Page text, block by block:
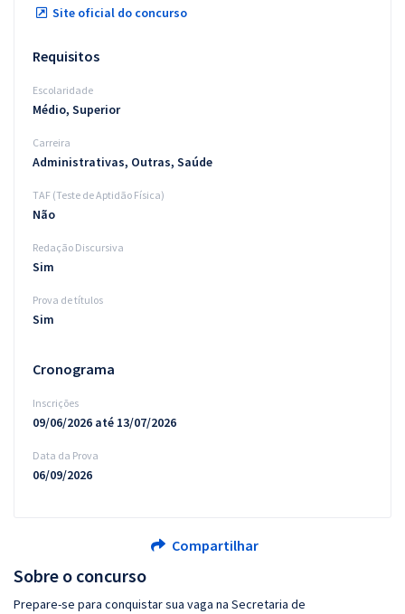
Sobre o concurso
Prepare-se para conquistar sua vaga na Secretaria de
Site oficial do concurso
Requisitos
Escolaridade
Médio, Superior
Carreira
Administrativas, Outras, Saúde
TAF (Teste de Aptidão Física)
Não
Redação Discursiva
Sim
Prova de títulos
Sim
Cronograma
Inscrições
09/06/2026 até 13/07/2026
Data da Prova
06/09/2026
Compartilhar